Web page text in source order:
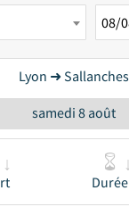
Lyon ➜ Sallanches
samedi 8 août
Durée